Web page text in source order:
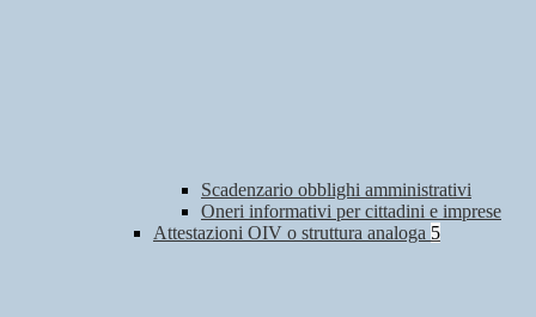
Scadenzario obblighi amministrativi
Oneri informativi per cittadini e imprese
Attestazioni OIV o struttura analoga 5